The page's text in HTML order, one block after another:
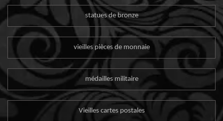
statues de bronze
vieilles pièces de monnaie
médailles militaire
Vieilles cartes postales